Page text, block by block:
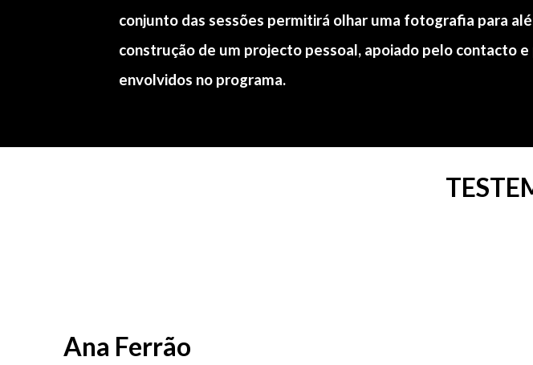
conjunto das sessões permitirá olhar uma fotografia para
construção de um projecto pessoal, apoiado pelo contacto
envolvidos no programa.
Ana Ferrão